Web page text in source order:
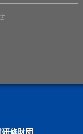
修財団